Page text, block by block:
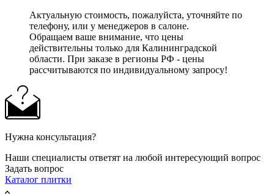
Актуальную стоимость, пожалуйста, уточняйте по
телефону, или у менеджеров в салоне.
Обращаем ваше внимание, что цены
действительны только для Калининградской
области. При заказе в регионы РФ - цены
рассчитываются по индивидуальному запросу!
Нужна консультация?
Наши специалисты ответят на любой интересующий вопрос
Задать вопрос
Каталог плитки